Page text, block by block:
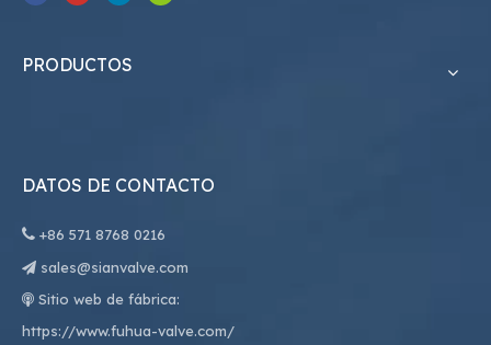
PRODUCTOS
DATOS DE CONTACTO
 +86 571 8768 0216
 sales@sianvalve.com
 Sitio web de fábrica:
https://www.fuhua-valve.com/